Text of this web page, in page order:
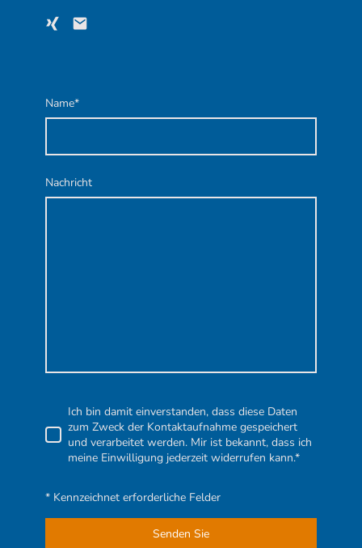
Name*
Nachricht
Ich bin damit einverstanden, dass diese Daten
zum Zweck der Kontaktaufnahme gespeichert
und verarbeitet werden. Mir ist bekannt, dass ich
meine Einwilligung jederzeit widerrufen kann.*
* Kennzeichnet erforderliche Felder
Senden Sie